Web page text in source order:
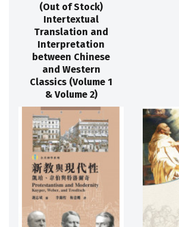
(Out of Stock)
Intertextual
Translation and
Interpretation
between Chinese
and Western
Classics (Volume 1
& Volume 2)